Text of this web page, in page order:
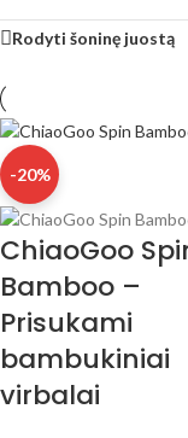
Rodyti šoninę juostą
-20%
ChiaoGoo
Bamboo –
Prisukami
bambukiniai
virbalai